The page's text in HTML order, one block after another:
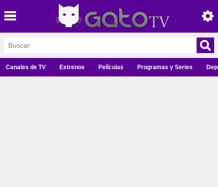
Canales de TV Estrenos Películas Programas y Series